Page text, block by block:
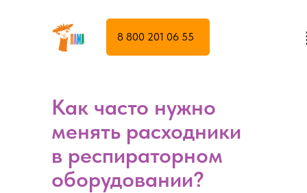
8 800 201 06 55
Как часто нужно
менять расходники
в респираторном
оборудовании?